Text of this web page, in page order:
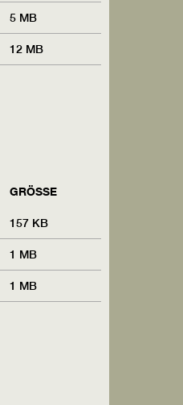
5 MB
12 MB
GRÖSSE
157 KB
1 MB
1 MB